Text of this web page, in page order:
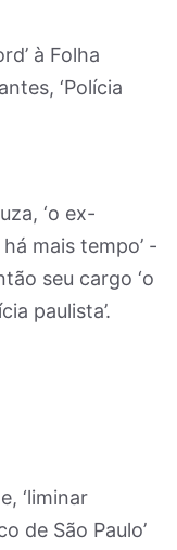
à Folha
‘Polícia
‘o ex-
mais tempo’ -
seu cargo ‘o
paulista’.
‘liminar
de São Paulo’